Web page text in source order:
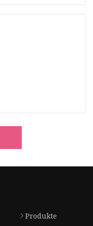
Produkte